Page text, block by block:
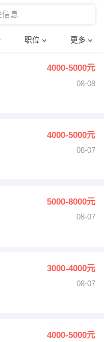
职位 更多
护士
法律
4000-5000元
08-08
4000-5000元
08-07
5000-8000元
08-07
3000-4000元
08-07
4000-5000元